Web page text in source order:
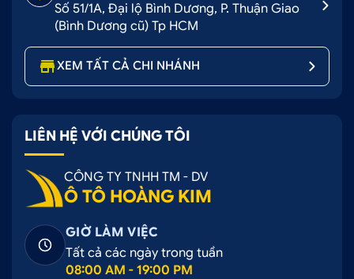
Số 51/1A, Đại lộ Bình Dương, P. Thuận Giao
(Bình Dương cũ) Tp HCM
XEM TẤT CẢ CHI NHÁNH
LIÊN HỆ VỚI CHÚNG TÔI
CÔNG TY TNHH TM - DV
Ô TÔ HOÀNG KIM
GIỜ LÀM VIỆC
Tất cả các ngày trong tuần
08:00 AM - 19:00 PM